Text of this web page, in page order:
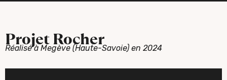
Projet Rocher
Réalisé à Megève (Haute-Savoie) en 2024